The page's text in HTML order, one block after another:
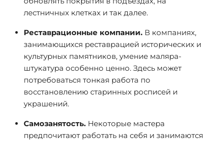
лестничных клетках и так далее.
Реставрационные компании. В компаниях,
занимающихся реставрацией исторических и
культурных памятников, умение маляра-
штукатура особенно ценно. Здесь может
потребоваться тонкая работа по
восстановлению старинных росписей и
украшений.
Самозанятость. Некоторые мастера
предпочитают работать на себя и занимаются